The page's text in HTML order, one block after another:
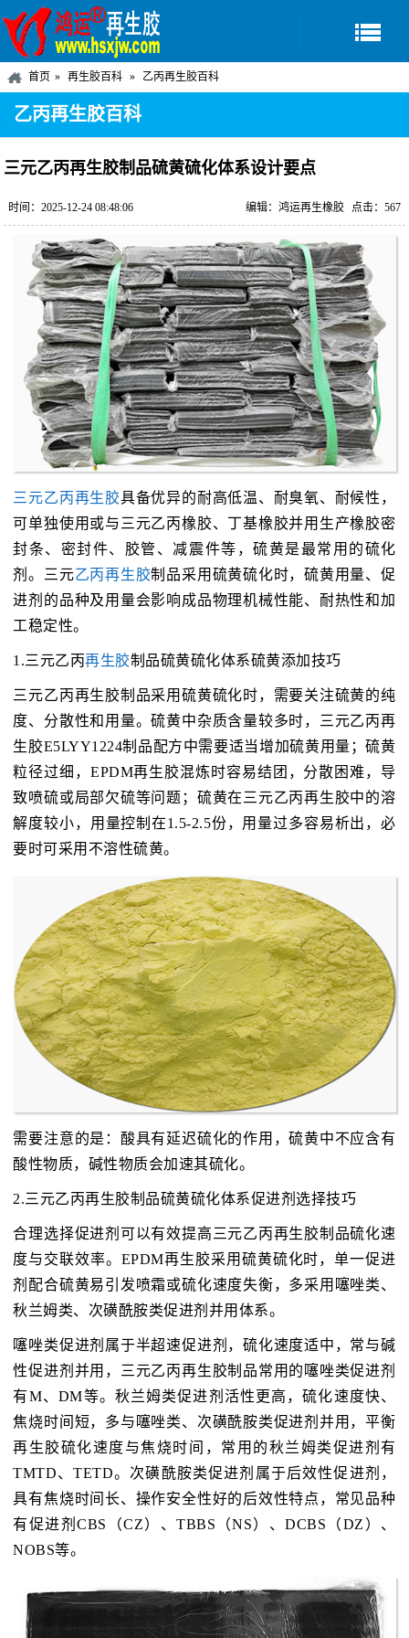
首页 再生胶百科 乙丙再生胶百科
乙丙再生胶百科
三元乙丙再生胶制品硫黄硫化体系设计要点
时间：2025-12-24 08:48:06 点击：567
编辑：鸿运再生橡胶
三元乙丙再生胶具备优异的耐高低温、耐臭氧、耐候性，
可单独使用或与三元乙丙橡胶、丁基橡胶并用生产橡胶密
封条、密封件、胶管、减震件等，硫黄是最常用的硫化
剂。三元乙丙再生胶制品采用硫黄硫化时，硫黄用量、促
进剂的品种及用量会影响成品物理机械性能、耐热性和加
工稳定性。
1.三元乙丙再生胶制品硫黄硫化体系硫黄添加技巧
三元乙丙再生胶制品采用硫黄硫化时，需要关注硫黄的纯
度、分散性和用量。硫黄中杂质含量较多时，三元乙丙再
生胶E5LYY1224制品配方中需要适当增加硫黄用量；硫黄
粒径过细，EPDM再生胶混炼时容易结团，分散困难，导
致喷硫或局部欠硫等问题；硫黄在三元乙丙再生胶中的溶
解度较小，用量控制在1.5-2.5份，用量过多容易析出，必
要时可采用不溶性硫黄。
需要注意的是：酸具有延迟硫化的作用，硫黄中不应含有
酸性物质，碱性物质会加速其硫化。
2.三元乙丙再生胶制品硫黄硫化体系促进剂选择技巧
合理选择促进剂可以有效提高三元乙丙再生胶制品硫化速
度与交联效率。EPDM再生胶采用硫黄硫化时，单一促进
剂配合硫黄易引发喷霜或硫化速度失衡，多采用噻唑类、
秋兰姆类、次磺酰胺类促进剂并用体系。
噻唑类促进剂属于半超速促进剂，硫化速度适中，常与碱
性促进剂并用，三元乙丙再生胶制品常用的噻唑类促进剂
有M、DM等。秋兰姆类促进剂活性更高，硫化速度快、
焦烧时间短，多与噻唑类、次磺酰胺类促进剂并用，平衡
再生胶硫化速度与焦烧时间，常用的秋兰姆类促进剂有
TMTD、TETD。次磺酰胺类促进剂属于后效性促进剂，
具有焦烧时间长、操作安全性好的后效性特点，常见品种
有促进剂CBS（CZ）、TBBS（NS）、DCBS（DZ）、
NOBS等。